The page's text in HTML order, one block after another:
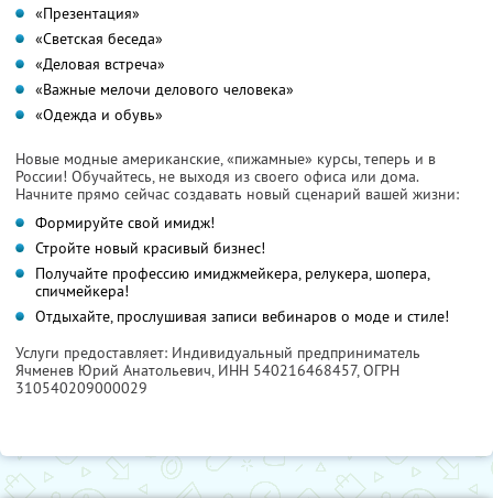
«Презентация»
«Светская беседа»
«Деловая встреча»
«Важные мелочи делового человека»
«Одежда и обувь»
Новые модные американские, «пижамные» курсы, теперь и в
России! Обучайтесь, не выходя из своего офиса или дома.
Начните прямо сейчас создавать новый сценарий вашей жизни:
Формируйте свой имидж!
Стройте новый красивый бизнес!
Получайте профессию имиджмейкера, релукера, шопера,
спичмейкера!
Отдыхайте, прослушивая записи вебинаров о моде и стиле!
Услуги предоставляет: Индивидуальный предприниматель
Ячменев Юрий Анатольевич, ИНН 540216468457, ОГРН
310540209000029